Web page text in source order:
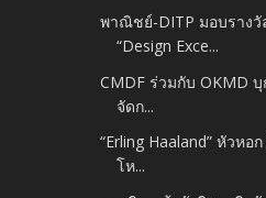
พาณิชย์-DITP มอบรางวั
“Design Exce...
CMDF ร่วมกับ OKMD
จัดก...
“Erling Haaland” หัวห
โห...